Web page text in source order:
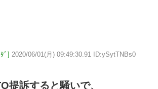
ﾞ] 2020/06/01(月) 09:49:30.91 ID:ySytTNBs0
提訴すると騒いで、